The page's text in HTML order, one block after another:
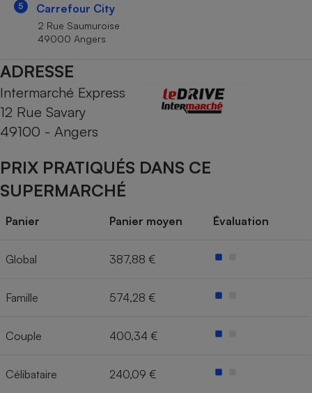
5 Carrefour City
2 Rue Saumuroise
49000 Angers
ADRESSE
Intermarché Express
12 Rue Savary
49100 - Angers
PRIX PRATIQUÉS DANS CE
SUPERMARCHÉ
Panier Panier moyen Évaluation
Global 387,88 €
Famille 574,28 €
Couple 400,34 €
Célibataire 240,09 €
Cafetière à expressos